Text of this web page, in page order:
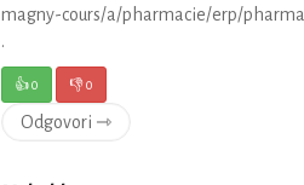
magny-cours/a/pharmacie/erp/
.
👍0 👎0
Odgovori ⇾